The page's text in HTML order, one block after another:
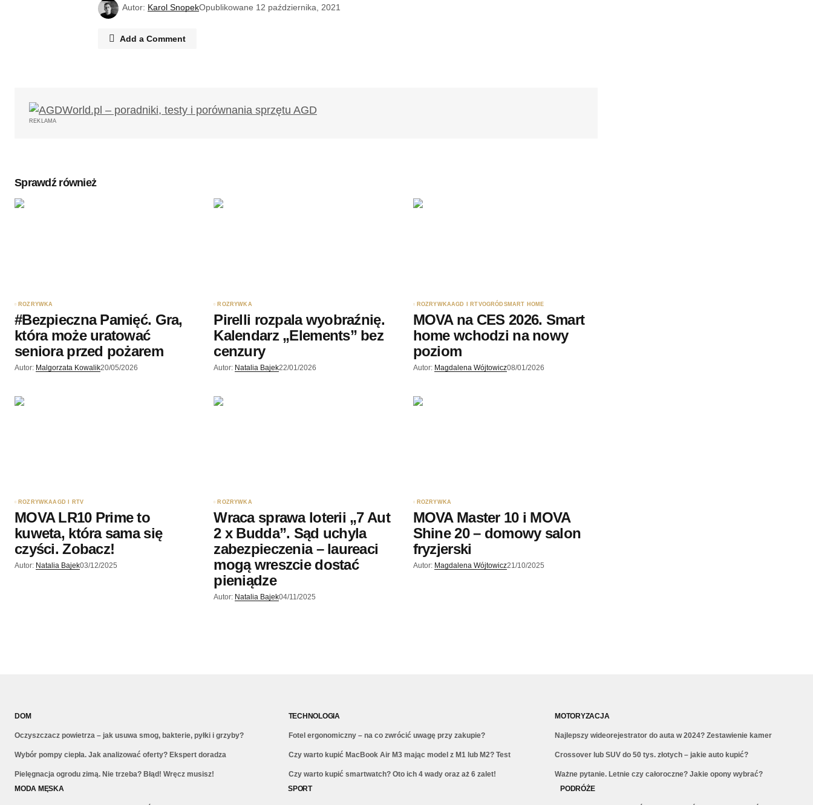
Autor: Karol SnopekOpublikowane 12 października, 2021
Add a Comment
REKLAMA
Sprawdź również
ROZRYWKA
#Bezpieczna Pamięć. Gra,
która może uratować
seniora przed pożarem
Autor: Malgorzata Kowalik20/05/2026
ROZRYWKA
Pirelli rozpala wyobraźnię.
Kalendarz „Elements” bez
cenzury
Autor: Natalia Bajek22/01/2026
ROZRYWKAAGD I RTVOGRÓD SMART HOME
MOVA na CES 2026. Smart
home wchodzi na nowy
poziom
Autor: Magdalena Wójtowicz08/01/2026
ROZRYWKAAGD I RTV
MOVA LR10 Prime to
kuweta, która sama się
czyści. Zobacz!
Autor: Natalia Bajek03/12/2025
ROZRYWKA
Wraca sprawa loterii „7 Aut
2 x Budda”. Sąd uchyla
zabezpieczenia – laureaci
mogą wreszcie dostać
pieniądze
Autor: Natalia Bajek04/11/2025
ROZRYWKA
MOVA Master 10 i MOVA
Shine 20 – domowy salon
fryzjerski
Autor: Magdalena Wójtowicz21/10/2025
DOM
Oczyszczacz powietrza – jak usuwa smog, bakterie, pyłki i grzyby?
Wybór pompy ciepła. Jak analizować oferty? Ekspert doradza
Pielęgnacja ogrodu zimą. Nie trzeba? Błąd! Wręcz musisz!
TECHNOLOGIA
Fotel ergonomiczny – na co zwrócić uwagę przy zakupie?
Czy warto kupić MacBook Air M3 mając model z M1 lub M2? Test
Czy warto kupić smartwatch? Oto ich 4 wady oraz aż 6 zalet!
MOTORYZACJA
Najlepszy wideorejestrator do auta w 2024? Zestawienie kamer
Crossover lub SUV do 50 tys. złotych – jakie auto kupić?
Ważne pytanie. Letnie czy całoroczne? Jakie opony wybrać?
MODA MĘSKA
SPORT PODRÓŻE